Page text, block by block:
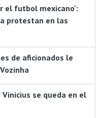
el futbol mexicano':
protestan en las
de aficionados le
Vinicius se queda en el